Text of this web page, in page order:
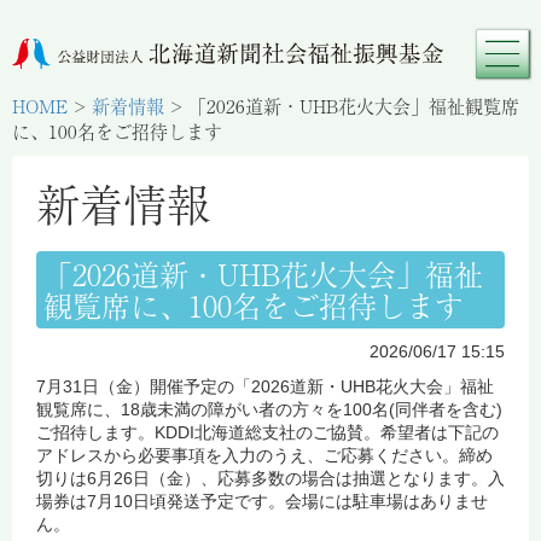
HOME > 新着情報 >
「2026道新・UHB花火大会」福祉観覧席
に、100名をご招待します
新着情報
「2026道新・UHB花火大会」福祉
観覧席に、100名をご招待します
2026/06/17 15:15
7月31日（金）開催予定の「2026道新・UHB花火大会」福祉
観覧席に、18歳未満の障がい者の方々を100名(同伴者を含む)
ご招待します。KDDI北海道総支社のご協賛。希望者は下記の
アドレスから必要事項を入力のうえ、ご応募ください。締め
切りは6月26日（金）、応募多数の場合は抽選となります。入
場券は7月10日頃発送予定です。会場には駐車場はありませ
ん。